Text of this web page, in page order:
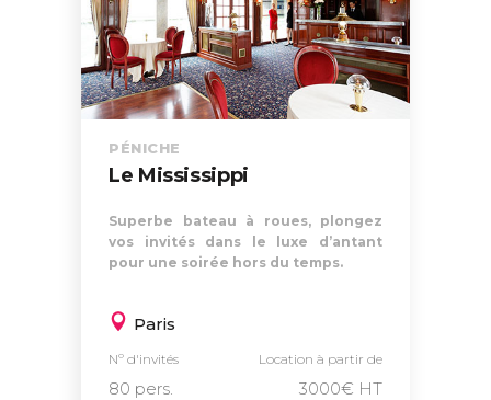
PÉNICHE
Le Mississippi
Superbe bateau à roues, plongez
vos invités dans le luxe d’antant
pour une soirée hors du temps.
Paris
Nº d'invités
80 pers.
Location à partir de
3000€ HT